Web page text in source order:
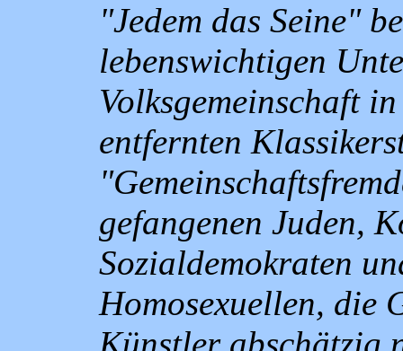
"Jedem das Seine"
lebenswichtigen
Volksgemeinschaft
entfernten
gefangenen Juden,
Sozialdemokraten
Homosexuellen, die